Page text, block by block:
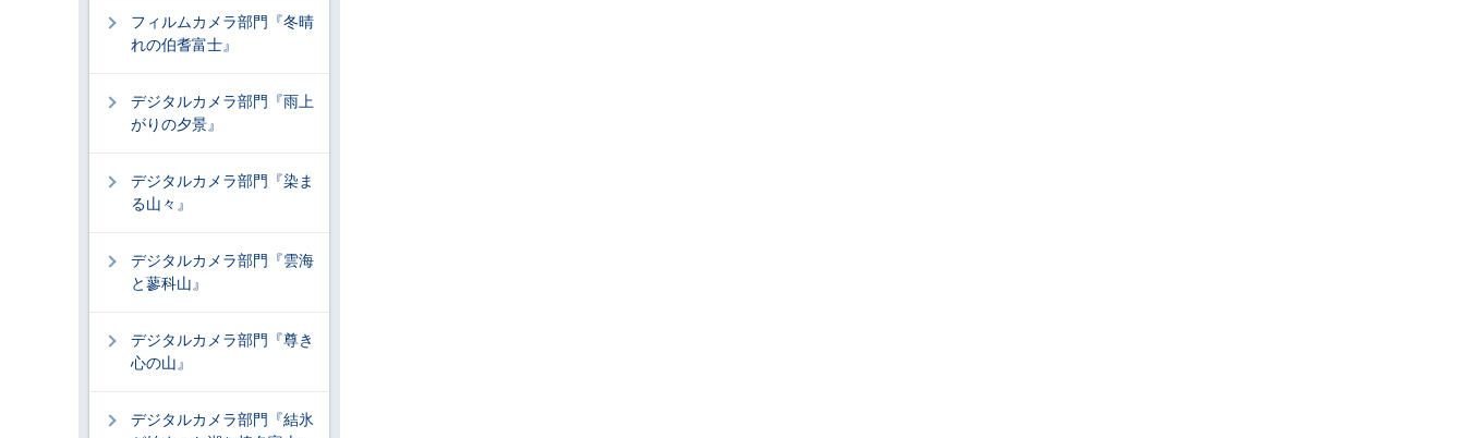
フィルムカメラ部門『冬晴
れの伯耆富士』
デジタルカメラ部門『雨上
がりの夕景』
デジタルカメラ部門『染ま
る山々』
デジタルカメラ部門『雲海
と蓼科山』
デジタルカメラ部門『尊き
心の山』
デジタルカメラ部門『結氷